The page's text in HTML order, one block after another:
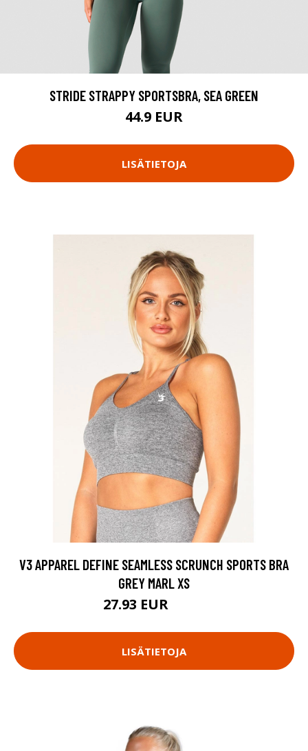
STRIDE STRAPPY SPORTSBRA, SEA GREEN
44.9 EUR
LISÄTIETOJA
V3 APPAREL DEFINE SEAMLESS SCRUNCH SPORTS BRA
GREY MARL XS
27.93 EUR
LISÄTIETOJA